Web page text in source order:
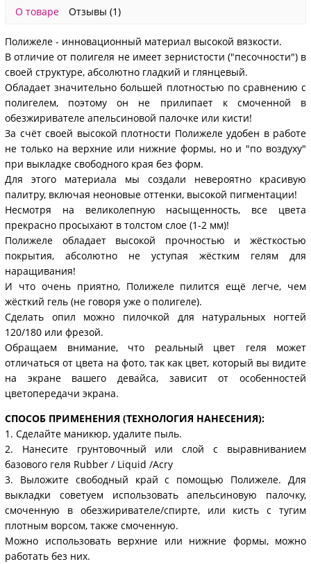
О товаре Отзывы (1)
Полижеле - инновационный материал высокой вязкости.
В отличие от полигеля не имеет зернистости ("песочности") в
своей структуре, абсолютно гладкий и глянцевый.
Обладает значительно большей плотностью по сравнению с
полигелем, поэтому он не прилипает к смоченной в
обезжиривателе апельсиновой палочке или кисти!
За счёт своей высокой плотности Полижеле удобен в работе
не только на верхние или нижние формы, но и "по воздуху"
при выкладке свободного края без форм.
Для этого материала мы создали невероятно красивую
палитру, включая неоновые оттенки, высокой пигментации!
Несмотря на великолепную насыщенность, все цвета
прекрасно просыхают в толстом слое (1-2 мм)!
Полижеле обладает высокой прочностью и жёсткостью
покрытия, абсолютно не уступая жёстким гелям для
наращивания!
И что очень приятно, Полижеле пилится ещё легче, чем
жёсткий гель (не говоря уже о полигеле).
Сделать опил можно пилочкой для натуральных ногтей
120/180 или фрезой.
Обращаем внимание, что реальный цвет геля может
отличаться от цвета на фото, так как цвет, который вы видите
на экране вашего девайса, зависит от особенностей
цветопередачи экрана.
СПОСОБ ПРИМЕНЕНИЯ (ТЕХНОЛОГИЯ НАНЕСЕНИЯ):
1. Сделайте маникюр, удалите пыль.
2. Нанесите грунтовочный или слой с выравниванием
базового геля Rubber / Liquid /Acry
3. Выложите свободный край с помощью Полижеле. Для
выкладки советуем использовать апельсиновую палочку,
смоченную в обезжиривателе/спирте, или кисть с тугим
плотным ворсом, также смоченную.
Можно использовать верхние или нижние формы, можно
работать без них.